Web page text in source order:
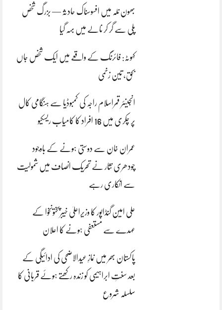
بھون نلہ میں افسوسناک حادثہ — بزرگ شخص
پلی سے گر کر نالے میں بہہ گیا
کہوٹہ: فائرنگ کے واقعے میں ایک شخص جاں
بحق، تین زخمی
انجینئر قمراسلام راجہ کی کمبوڈیا سے ہنگامی کال
پر چکری میں 16 افراد کا کامیاب ریسکیو
عمران خان سے دوستی ہونے کے باوجود
چودھری نثار نے تحریک انصاف میں شمولیت
سے انکاری رہے
علی امین گنڈاپور کا وزیراعلیٰ خیبرپختونخوا کے
عہدے سے مستعفی ہونے کا اعلان
پاکستان بھر میں نمازِ عیدالاضحی کی ادائیگی کے
بعد سنتِ ابراہیمی کو زندہ رکھتے ہوئے قربانی کا
سلسلہ شروع